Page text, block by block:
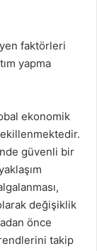
faktörleri
yapma
ekonomik
güvenli bir
değişiklik
önce
takip